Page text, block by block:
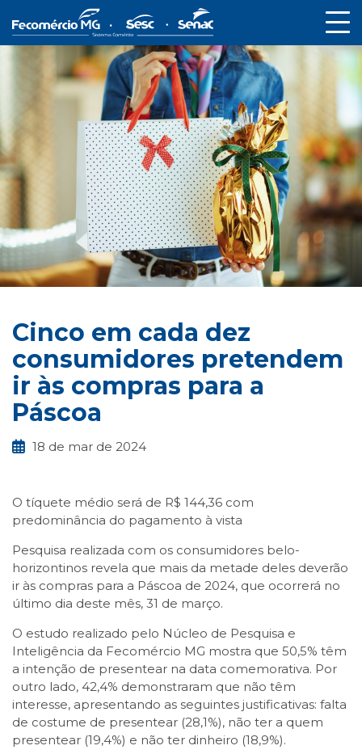
Cinco em cada dez
consumidores pretendem
ir às compras para a
Páscoa
18 de mar de 2024
O tíquete médio será de R$ 144,36 com
predominância do pagamento à vista
Pesquisa realizada com os consumidores belo-
horizontinos revela que mais da metade deles deverão
ir às compras para a Páscoa de 2024, que ocorrerá no
último dia deste mês, 31 de março.
O estudo realizado pelo Núcleo de Pesquisa e
Inteligência da Fecomércio MG mostra que 50,5% têm
a intenção de presentear na data comemorativa. Por
outro lado, 42,4% demonstraram que não têm
interesse, apresentando as seguintes justificativas: falta
de costume de presentear (28,1%), não ter a quem
presentear (19,4%) e não ter dinheiro (18,9%).